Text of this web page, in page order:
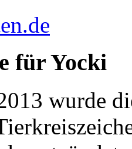
für Yocki
wurde